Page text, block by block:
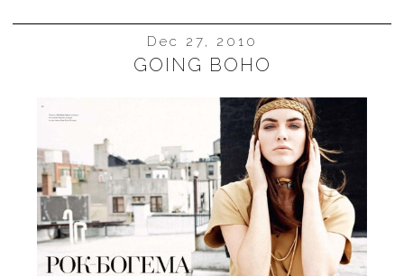
Dec 27, 2010
GOING BOHO